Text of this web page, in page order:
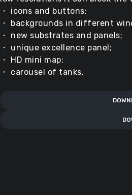
・ icons and buttons;
・ backgrounds in different
・ new substrates and panels;
・ unique excellence panel;
・ HD mini map;
・ carousel of tanks.